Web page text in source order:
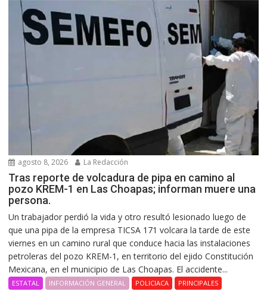
agosto 8, 2026 La Redacción
Tras reporte de volcadura de pipa en camino al
pozo KREM-1 en Las Choapas; informan muere una
persona.
Un trabajador perdió la vida y otro resultó lesionado luego de
que una pipa de la empresa TICSA 171 volcara la tarde de este
viernes en un camino rural que conduce hacia las instalaciones
petroleras del pozo KREM-1, en territorio del ejido Constitución
Mexicana, en el municipio de Las Choapas. El accidente...
ESTATAL INFORMACIÓN GENERAL POLICIACA PRINCIPALES